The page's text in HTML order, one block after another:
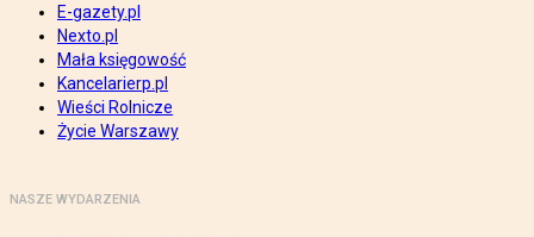
E-gazety.pl
Nexto.pl
Mała księgowość
Kancelarierp.pl
Wieści Rolnicze
Życie Warszawy
NASZE WYDARZENIA